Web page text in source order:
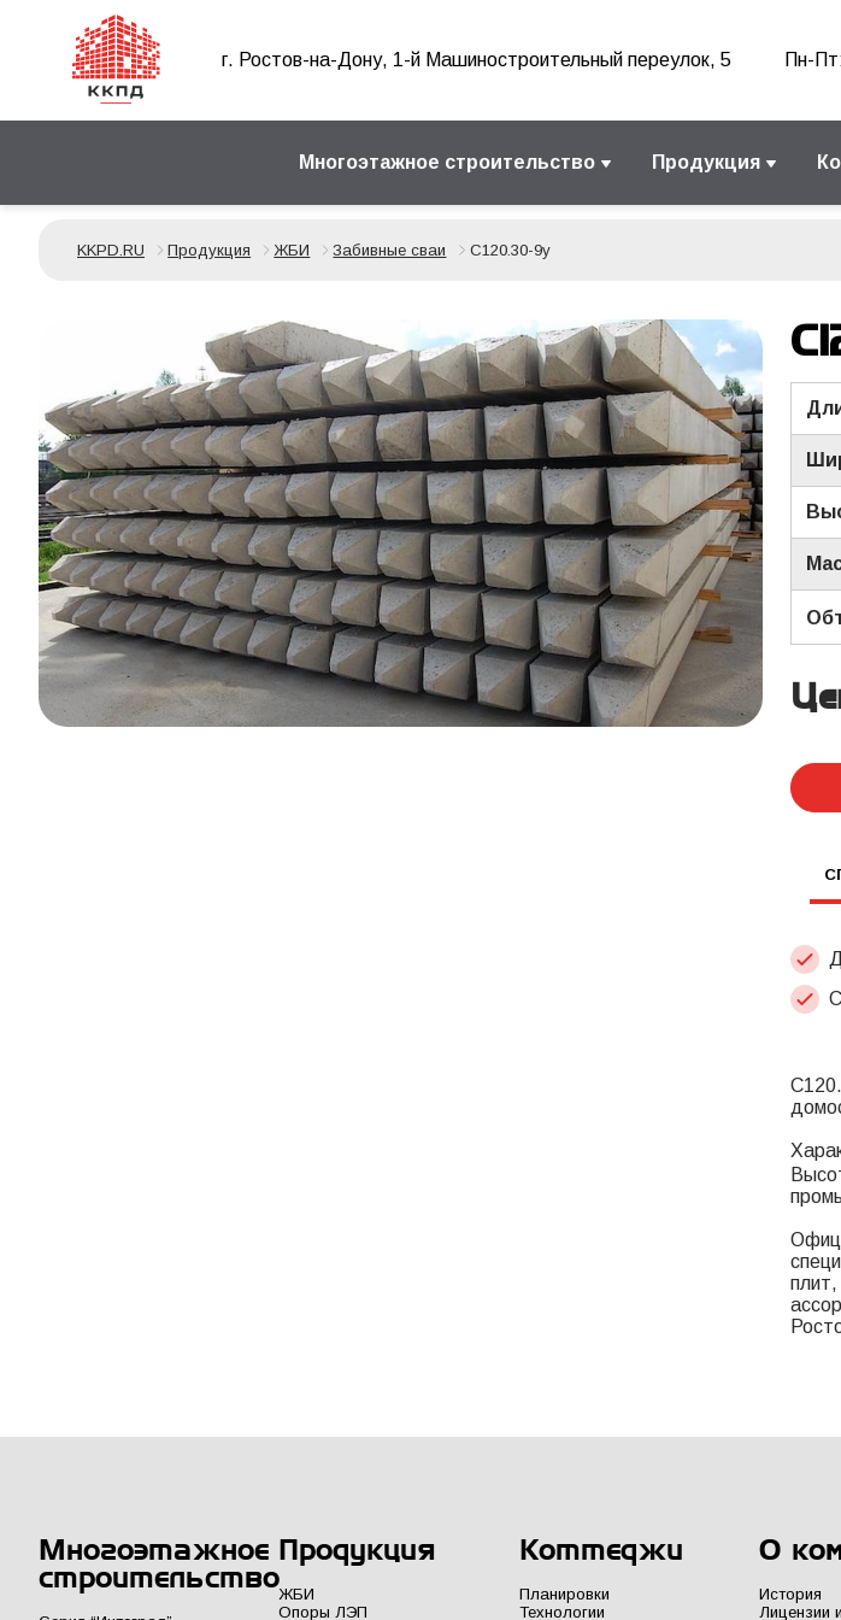
г. Ростов-на-Дону, 1-й Машиностроительный переулок, 5 Пн-
Многоэтажное строительство Продукция
KKPD.RU Продукция ЖБИ Забивные сваи С120.30-9у
плит,
Многоэтажное
строительство
Продукция
ЖБИ
Опоры ЛЭП
Коттеджи
Планировки
Технологии
О
История
Лицензии